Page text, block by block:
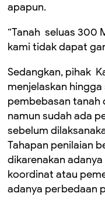
apapun.
“Tanah seluas 300
kami tidak dapat
Sedangkan, pihak
menjelaskan
pembebasan tanah
namun sudah ada
sebelum
Tahapan penilaian
dikarenakan
koordinat atau
adanya perbedaan